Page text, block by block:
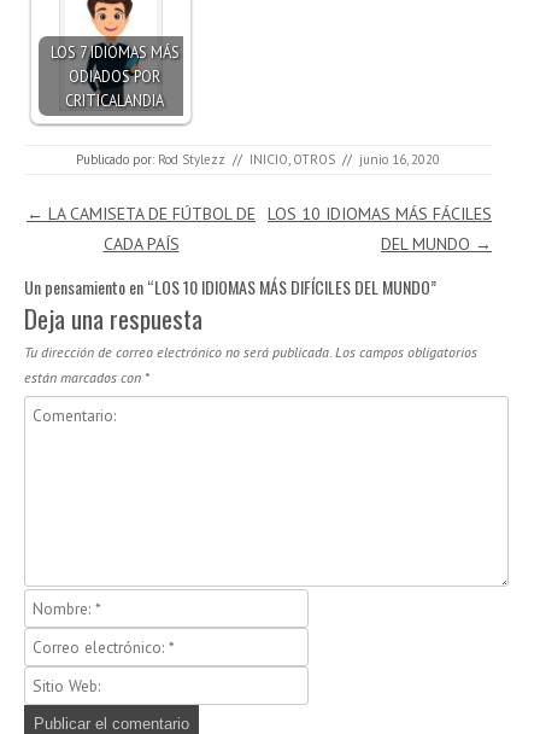
LOS 7 IDIOMAS MÁS
ODIADOS POR
CRITICALANDIA
Publicado por: Rod Stylezz // INICIO OTROS // junio 16, 2020
Navegación de entradas
← LA CAMISETA DE FÚTBOL DE
CADA PAÍS
LOS 10 IDIOMAS MÁS FÁCILES
DEL MUNDO →
Un pensamiento en “LOS 10 IDIOMAS MÁS DIFÍCILES DEL MUNDO”
Deja una respuesta
Tu dirección de correo electrónico no será publicada. Los campos obligatorios
están marcados con *